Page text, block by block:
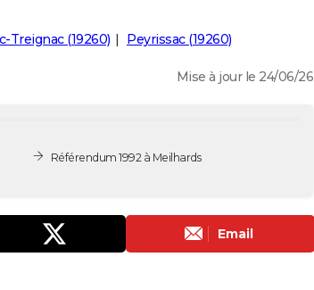
Treignac (19260) Peyrissac (19260)
Mise à jour le 24/06/26
Référendum 1992 à Meilhards
Email